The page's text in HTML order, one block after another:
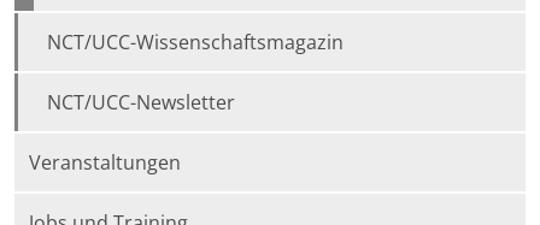
NCT/UCC-Wissenschaftsmagazin
NCT/UCC-Newsletter
Veranstaltungen